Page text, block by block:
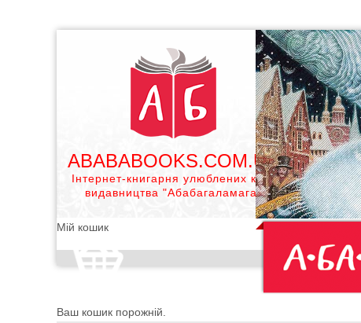
ABABABOOKS.COM.UA
Інтернет-книгарня улюблених книг
видавництва "Абабагаламага"
Мій кошик
Ваш кошик порожній.